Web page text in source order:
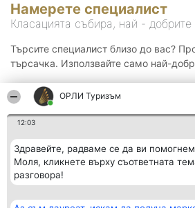
ОРЛИ Туризъм
12:03
Здравейте, радваме се да ви
Моля, кликнете върху съответната
разговора!
Намерете специалист
Класацията събира, най -
Търсите специалист близо до вас?
търсачка. Използвайте само най-